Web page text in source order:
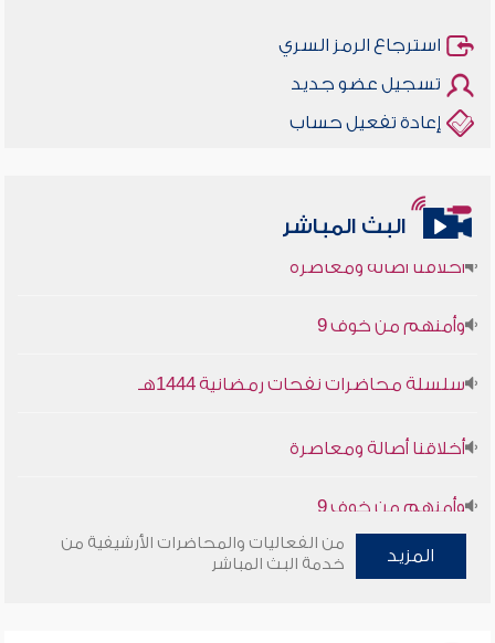
استرجاع الرمز السري
تسجيل عضو جديد
إعادة تفعيل حساب
البث المباشر
أخلاقنا أصالة ومعاصرة
سلسلة محاضرات نفحات رمضانية 1444هـ
المزيد
من الفعاليات والمحاضرات الأرشيفية من
خدمة البث المباشر